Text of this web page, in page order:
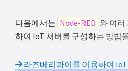
것
여
서
다음에서는 Node-RED 와 여러
하여 IoT 서버를 구성하는 방법
라즈베리파이를 이용하여